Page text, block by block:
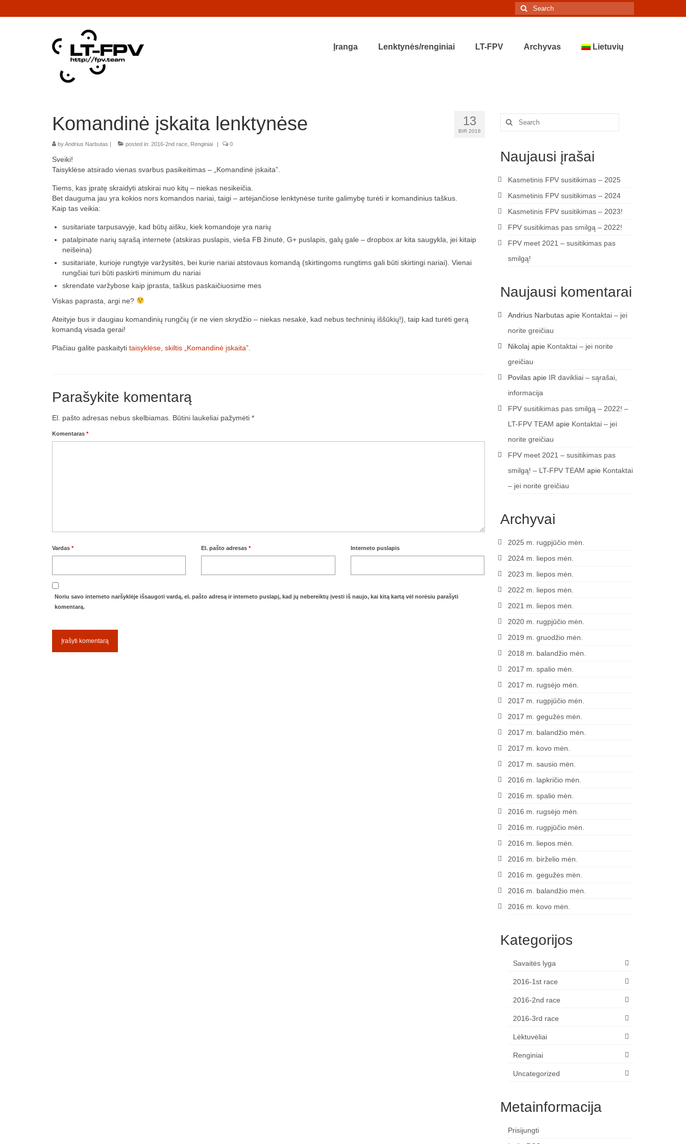
Search
for:
Įranga Lenktynės/renginiai LT-FPV Archyvas Lietuvių
13
BIR 2016
Komandinė įskaita lenktynėse
byAndrius Narbutas | posted in: 2016-2nd race Renginiai | 0
Sveiki!
Taisyklėse atsirado vienas svarbus pasikeitimas – „Komandinė įskaita”.
Tiems, kas įpratę skraidyti atskirai nuo kitų – niekas nesikeičia.
Bet dauguma jau yra kokios nors komandos nariai, taigi – artėjančiose lenktynėse turite galimybę turėti ir komandinius taškus.
Kaip tas veikia:
susitariate tarpusavyje, kad būtų aišku, kiek komandoje yra narių
patalpinate narių sąrašą internete (atskiras puslapis, vieša FB žinutė, G+ puslapis, galų gale – dropbox ar kita saugykla, jei kitaip
neišeina)
susitariate, kurioje rungtyje varžysitės, bei kurie nariai atstovaus komandą (skirtingoms rungtims gali būti skirtingi nariai). Vienai
rungčiai turi būti paskirti minimum du nariai
skrendate varžybose kaip įprasta, taškus paskaičiuosime mes
Viskas paprasta, argi ne?
Ateityje bus ir daugiau komandinių rungčių (ir ne vien skrydžio – niekas nesakė, kad nebus techninių iššūkių!), taip kad turėti gerą
komandą visada gerai!
Plačiau galite paskaityti taisyklėse, skiltis „Komandinė įskaita”.
Parašykite komentarą
El. pašto adresas nebus skelbiamas. Būtini laukeliai pažymėti *
Komentaras *
Vardas * El. pašto adresas* Interneto puslapis
Noriu savo interneto naršyklėje išsaugoti vardą, el. pašto adresą ir interneto puslapį, kad jų nebereiktų įvesti iš naujo, kai kitą kartą vėl norėsiu parašyti
komentarą.
Search
for:
Naujausi įrašai
Kasmetinis FPV susitikimas – 2025
Kasmetinis FPV susitikimas – 2024
Kasmetinis FPV susitikimas – 2023!
FPV susitikimas pas smilgą – 2022!
FPV meet 2021 – susitikimas pas
smilgą!
Naujausi komentarai
Andrius Narbutasapie Kontaktai – jei
norite greičiau
Nikolajapie Kontaktai – jei norite
greičiau
Povilasapie IR davikliai – sąrašai,
informacija
FPV susitikimas pas smilgą – 2022! –
LT-FPV TEAM apie Kontaktai – jei
norite greičiau
FPV meet 2021 – susitikimas pas
smilgą! – LT-FPV TEAM apie Kontaktai
– jei norite greičiau
Archyvai
2025 m. rugpjūčio mėn.
2024 m. liepos mėn.
2023 m. liepos mėn.
2022 m. liepos mėn.
2021 m. liepos mėn.
2020 m. rugpjūčio mėn.
2019 m. gruodžio mėn.
2018 m. balandžio mėn.
2017 m. spalio mėn.
2017 m. rugsėjo mėn.
2017 m. rugpjūčio mėn.
2017 m. gegužės mėn.
2017 m. balandžio mėn.
2017 m. kovo mėn.
2017 m. sausio mėn.
2016 m. lapkričio mėn.
2016 m. spalio mėn.
2016 m. rugsėjo mėn.
2016 m. rugpjūčio mėn.
2016 m. liepos mėn.
2016 m. birželio mėn.
2016 m. gegužės mėn.
2016 m. balandžio mėn.
2016 m. kovo mėn.
Kategorijos
Savaitės lyga
2016-1st race
2016-2nd race
2016-3rd race
Lėktuvėliai
Renginiai
Uncategorized
Metainformacija
Prisijungti